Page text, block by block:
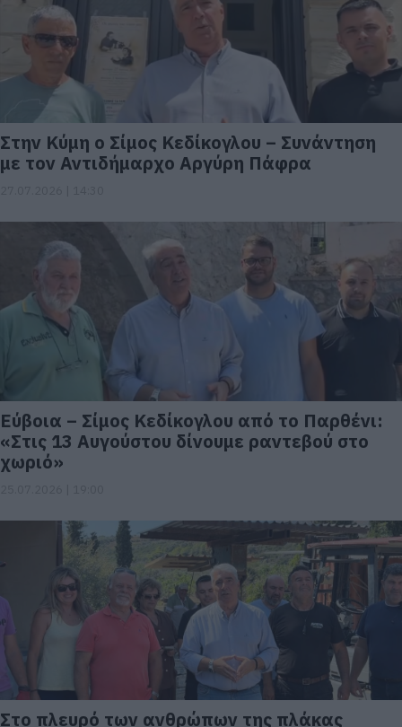
Στην Κύμη ο Σίμος Κεδίκογλου – Συνάντηση
με τον Αντιδήμαρχο Αργύρη Πάφρα
Εύβοια – Σίμος Κεδίκογλου από το Παρθένι:
«Στις 13 Αυγούστου δίνουμε ραντεβού στο
χωριό»
Στο πλευρό των ανθρώπων της πλάκας